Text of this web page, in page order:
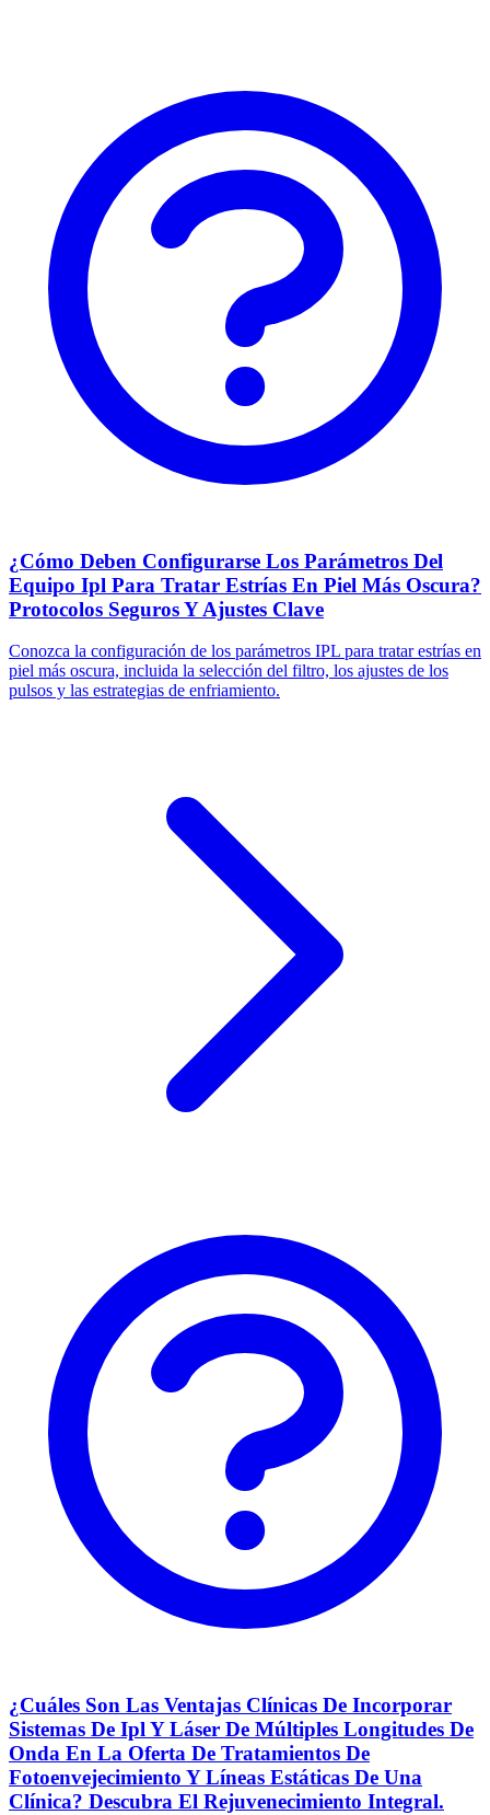
¿Cómo Deben Configurarse Los Parámetros Del
Equipo Ipl Para Tratar Estrías En Piel Más Oscura?
Protocolos Seguros Y Ajustes Clave
Conozca la configuración de los parámetros IPL para tratar estrías en
piel más oscura, incluida la selección del filtro, los ajustes de los
pulsos y las estrategias de enfriamiento.
¿Cuáles Son Las Ventajas Clínicas De Incorporar
Sistemas De Ipl Y Láser De Múltiples Longitudes De
Onda En La Oferta De Tratamientos De
Fotoenvejecimiento Y Líneas Estáticas De Una
Clínica? Descubra El Rejuvenecimiento Integral.